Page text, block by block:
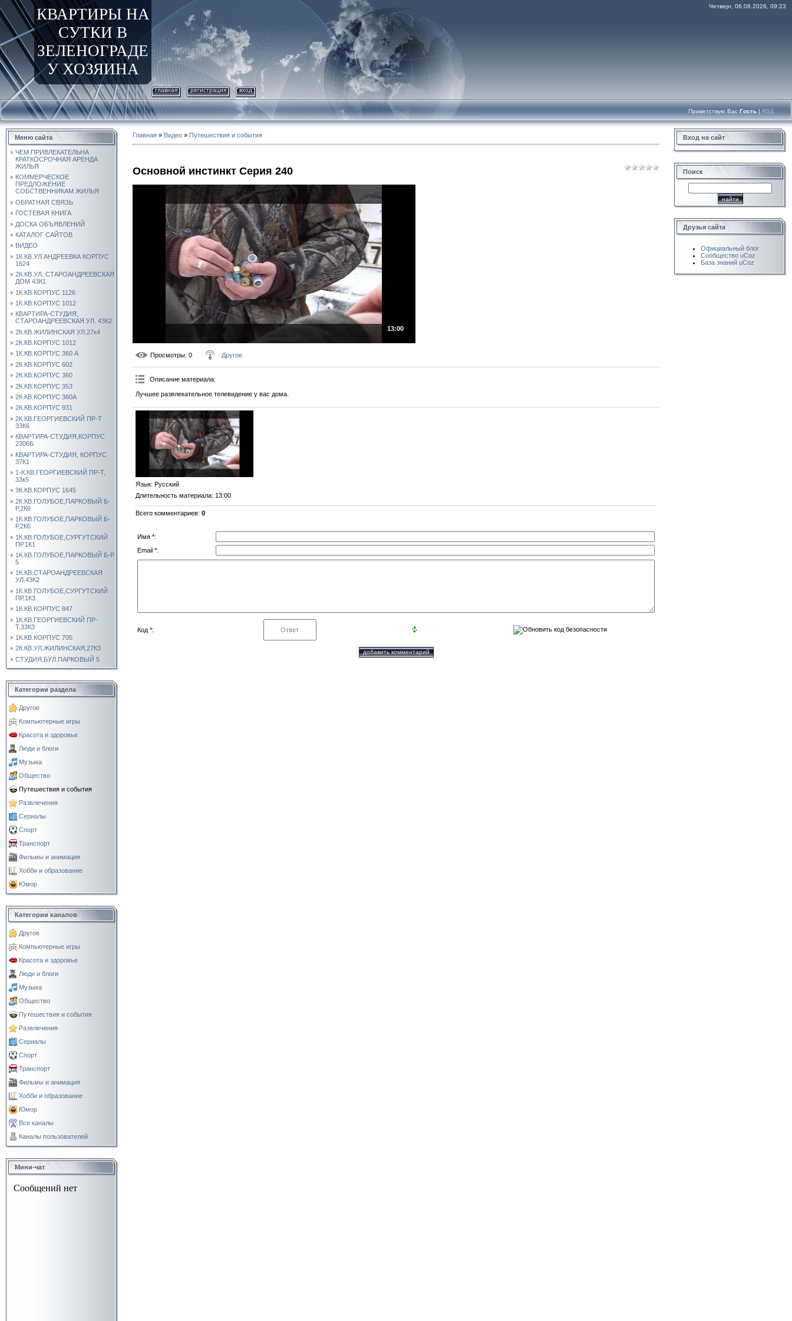
КВАРТИРЫ НА
СУТКИ В
ЗЕЛЕНОГРАДЕ
У ХОЗЯИНА
Четверг, 06.08.2026, 09:23
главная регистрация вход
Приветствую Вас Гость | RSS
Меню сайта
ЧЕМ ПРИВЛЕКАТЕЛЬНА
КРАТКОСРОЧНАЯ АРЕНДА
ЖИЛЬЯ
КОММЕРЧЕСКОЕ
ПРЕДЛОЖЕНИЕ
СОБСТВЕННИКАМ ЖИЛЬЯ
ОБРАТНАЯ СВЯЗЬ
ГОСТЕВАЯ КНИГА
ДОСКА ОБЪЯВЛЕНИЙ
КАТАЛОГ САЙТОВ
ВИДЕО
1К.КВ.УЛ.АНДРЕЕВКА КОРПУС
1624
2К.КВ.УЛ. СТАРОАНДРЕЕВСКАЯ
ДОМ 43К1
1К.КВ.КОРПУС 1126
1К.КВ.КОРПУС 1012
КВАРТИРА-СТУДИЯ,
СТАРОАНДРЕЕВСКАЯ УЛ. 43К2
2К.КВ.ЖИЛИНСКАЯ УЛ.27к4
2К.КВ.КОРПУС 1012
1К.КВ.КОРПУС 360 А
2К.КВ.КОРПУС 602
2К.КВ.КОРПУС 360
2К.КВ.КОРПУС 353
2К.КВ.КОРПУС 360А
2К.КВ.КОРПУС 931
2К.КВ.ГЕОРГИЕВСКИЙ ПР-Т
33К6
КВАРТИРА-СТУДИЯ,КОРПУС
2306Б
КВАРТИРА-СТУДИЯ, КОРПУС
37К1
1-К.КВ.ГЕОРГИЕВСКИЙ ПР-Т,
33к5
3К.КВ.КОРПУС 1645
2К.КВ.ГОЛУБОЕ,ПАРКОВЫЙ Б-
Р,2К6
1К.КВ.ГОЛУБОЕ,ПАРКОВЫЙ Б-
Р,2К6
1К.КВ.ГОЛУБОЕ,СУРГУТСКИЙ
ПР.1К1
1К.КВ.ГОЛУБОЕ,ПАРКОВЫЙ Б-Р.
5
1К.КВ.СТАРОАНДРЕЕВСКАЯ
УЛ.43К2
1К.КВ.ГОЛУБОЕ,СУРГУТСКИЙ
ПР.1К3
1К.КВ.КОРПУС 847
1К.КВ.ГЕОРГИЕВСКИЙ ПР-
Т,33К3
1К.КВ.КОРПУС 705
2К.КВ.УЛ.ЖИЛИНСКАЯ,27К3
СТУДИЯ,БУЛ.ПАРКОВЫЙ 5
Категории раздела
Другое
Компьютерные игры
Красота и здоровье
Люди и блоги
Музыка
Общество
Путешествия и события
Развлечения
Сериалы
Спорт
Транспорт
Фильмы и анимация
Хобби и образование
Юмор
Категории каналов
Другое
Компьютерные игры
Красота и здоровье
Люди и блоги
Музыка
Общество
Путешествия и события
Развлечения
Сериалы
Спорт
Транспорт
Фильмы и анимация
Хобби и образование
Юмор
Все каналы
Каналы пользователей
Мини-чат
Главная » Видео » Путешествия и события
Основной инстинкт Серия 240
13:00
Просмотры: 0 Другое
Описание материала:
Лучшее развлекательное телевидение у вас дома.
Язык: Русский
Длительность материала: 13:00
Всего комментариев: 0
Имя *:
Email *:
Код *:
Вход на сайт
Поиск
Друзья сайта
Официальный блог
Сообщество uCoz
База знаний uCoz